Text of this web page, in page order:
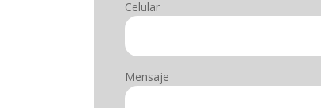
Celular
Mensaje